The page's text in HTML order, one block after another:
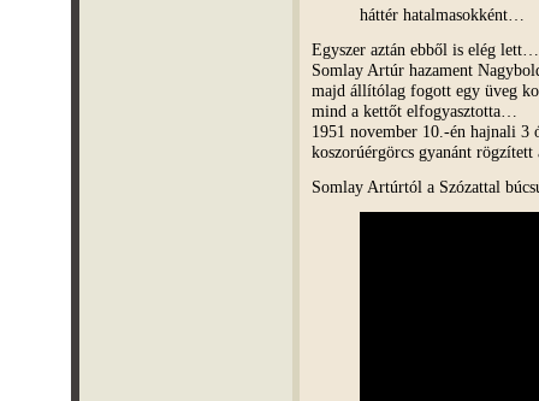
háttér hatalmasokként…
Egyszer aztán ebből is elég lett…
Somlay Artúr hazament
majd állítólag fogott egy üveg
mind a kettőt elfogyasztotta…
1951 november 10.-én hajnali 3
koszorúérgörcs gyanánt
Somlay Artúrtól a Szózattal